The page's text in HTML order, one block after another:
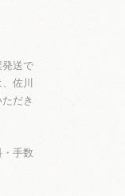
発送で
佐川
だき
手数